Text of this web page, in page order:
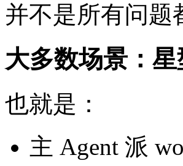
并不是所有问题
大多数场景：
也就是：
主 Agent 派